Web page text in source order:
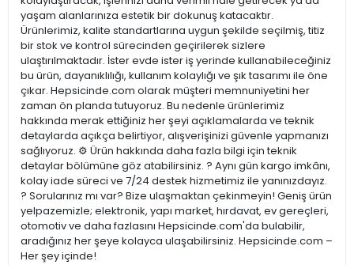
yaşam alanlarınıza estetik bir dokunuş katacaktır.
Ürünlerimiz, kalite standartlarına uygun şekilde seçilmiş, titiz
bir stok ve kontrol sürecinden geçirilerek sizlere
ulaştırılmaktadır. İster evde ister iş yerinde kullanabileceğiniz
bu ürün, dayanıklılığı, kullanım kolaylığı ve şık tasarımı ile öne
çıkar. Hepsicinde.com olarak müşteri memnuniyetini her
zaman ön planda tutuyoruz. Bu nedenle ürünlerimiz
hakkında merak ettiğiniz her şeyi açıklamalarda ve teknik
detaylarda açıkça belirtiyor, alışverişinizi güvenle yapmanızı
sağlıyoruz. ⚙️ Ürün hakkında daha fazla bilgi için teknik
detaylar bölümüne göz atabilirsiniz. ? Aynı gün kargo imkânı,
kolay iade süreci ve 7/24 destek hizmetimiz ile yanınızdayız.
? Sorularınız mı var? Bize ulaşmaktan çekinmeyin! Geniş ürün
yelpazemizle; elektronik, yapı market, hırdavat, ev gereçleri,
otomotiv ve daha fazlasını Hepsicinde.com'da bulabilir,
aradığınız her şeye kolayca ulaşabilirsiniz. Hepsicinde.com –
Her şey içinde!